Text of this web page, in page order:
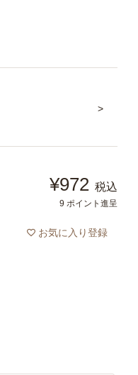
¥972 税込
9 ポイント進呈
お気に入り登録